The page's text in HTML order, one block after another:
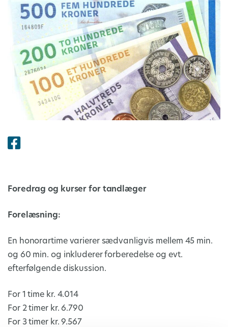
Foredrag og kurser for tandlæger
Forelæsning:
En honorartime varierer sædvanligvis mellem 45 min.
og 60 min. og inkluderer forberedelse og evt.
efterfølgende diskussion.
For 1 time kr. 4.014
For 2 timer kr. 6.790
For 3 timer kr. 9.567